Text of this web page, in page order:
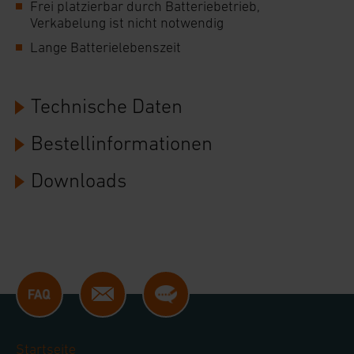
anpassen oder widerrufen. Ihre Browser-
Einstellungen nicht längerfristig gespeichert
Frei platzierbar durch Batteriebetrieb,
Verkabelung ist nicht notwendig
Lange Batterielebenszeit
Technische Daten
Bestellinformationen
Downloads
Startseite